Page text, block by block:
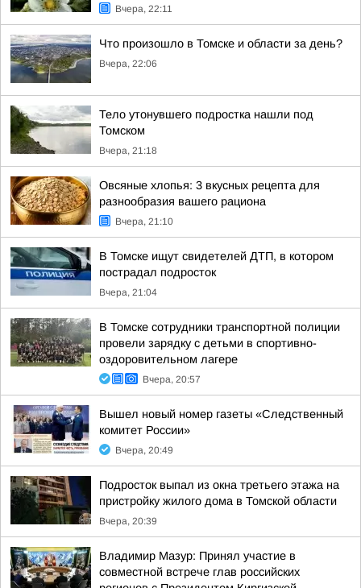
Вчера, 22:11
Что произошло в Томске и области за день?
Вчера, 22:06
Тело утонувшего подростка нашли под
Томском
Вчера, 21:18
Овсяные хлопья: 3 вкусных рецепта для
разнообразия вашего рациона
Вчера, 21:10
В Томске ищут свидетелей ДТП, в котором
пострадал подросток
Вчера, 21:04
В Томске сотрудники транспортной полиции
провели зарядку с детьми в спортивно-
оздоровительном лагере
Вчера, 20:57
Вышел новый номер газеты «Следственный
комитет России»
Вчера, 20:49
Подросток выпал из окна третьего этажа на
пристройку жилого дома в Томской области
Вчера, 20:39
Владимир Мазур: Принял участие в
совместной встрече глав российских